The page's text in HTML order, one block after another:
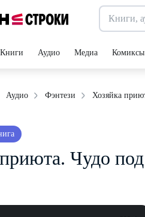
Книги Аудио Медиа Комиксы
Аудио Фэнтези Хозяйка
Чудо